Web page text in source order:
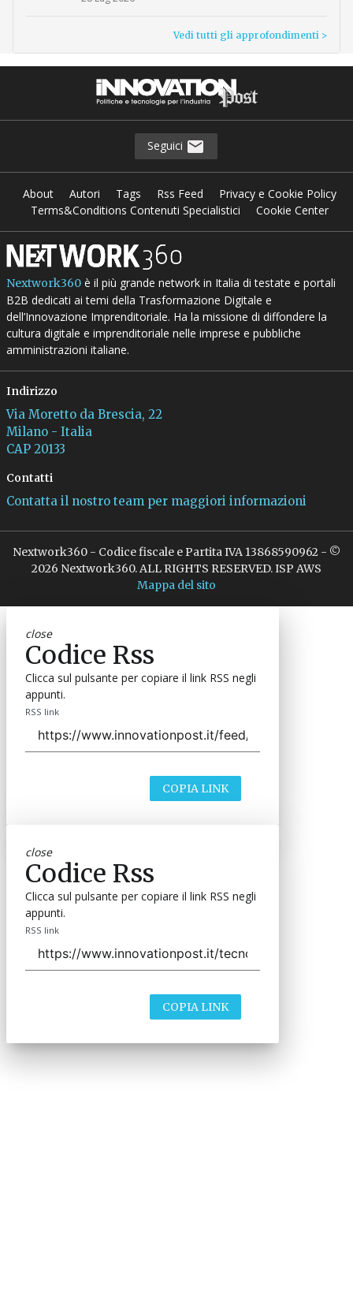
Vedi tutti gli approfondimenti >
Seguici
About Autori Tags Rss Feed
Privacy e Cookie Policy
Terms&Conditions Contenuti Specialistici
Cookie Center
Nextwork360è il più grande network in Italia di testate e portali
B2B dedicati ai temi della Trasformazione Digitale e
dell’Innovazione Imprenditoriale. Ha la missione di diffondere la
cultura digitale e imprenditoriale nelle imprese e pubbliche
amministrazioni italiane.
Indirizzo
Via Moretto da Brescia, 22
Milano - Italia
CAP 20133
Contatti
Contatta il nostro team per maggiori informazioni
Nextwork360 - Codice fiscale e Partita IVA 13868590962 - ©
2026 Nextwork360. ALL RIGHTS RESERVED. ISP AWS
Mappa del sito
close
Codice Rss
Clicca sul pulsante per copiare il link RSS negli
appunti.
RSS link
COPIA LINK
close
Codice Rss
Clicca sul pulsante per copiare il link RSS negli
appunti.
RSS link
COPIA LINK